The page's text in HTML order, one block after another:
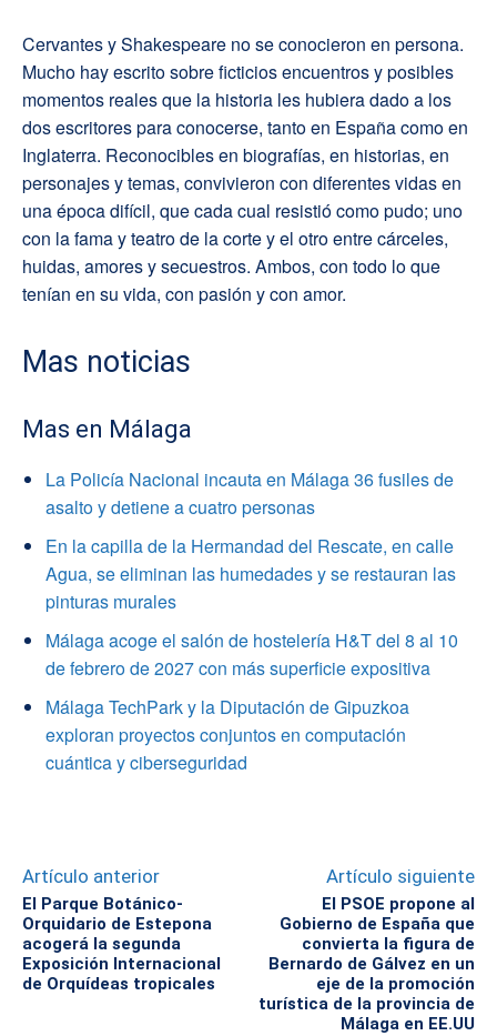
Cervantes y Shakespeare no se conocieron en persona.
Mucho hay escrito sobre ficticios encuentros y posibles
momentos reales que la historia les hubiera dado a los
dos escritores para conocerse, tanto en España como en
Inglaterra. Reconocibles en biografías, en historias, en
personajes y temas, convivieron con diferentes vidas en
una época difícil, que cada cual resistió como pudo; uno
con la fama y teatro de la corte y el otro entre cárceles,
huidas, amores y secuestros. Ambos, con todo lo que
tenían en su vida, con pasión y con amor.
Mas noticias
Mas en Málaga
La Policía Nacional incauta en Málaga 36 fusiles de
asalto y detiene a cuatro personas
En la capilla de la Hermandad del Rescate, en calle
Agua, se eliminan las humedades y se restauran las
pinturas murales
Málaga acoge el salón de hostelería H&T del 8 al 10
de febrero de 2027 con más superficie expositiva
Málaga TechPark y la Diputación de Gipuzkoa
exploran proyectos conjuntos en computación
cuántica y ciberseguridad
Artículo anterior
El Parque Botánico-
Orquidario de Estepona
acogerá la segunda
Exposición Internacional
de Orquídeas tropicales
Artículo siguiente
El PSOE propone al
Gobierno de España que
convierta la figura de
Bernardo de Gálvez en un
eje de la promoción
turística de la provincia de
Málaga en EE.UU